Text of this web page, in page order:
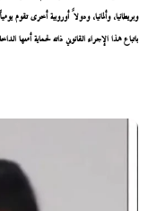
وبريطانيا، وألمانيا، ودولاً أوروبية أخرى تقوم
باتباع هذا الإجراء القانوني ذاته لحماية أمنها